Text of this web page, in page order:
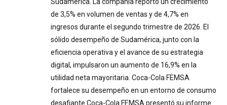
Sudamérica. La compañía reportó un crecimiento
de 3,5% en volumen de ventas y de 4,7% en
ingresos durante el segundo trimestre de 2026. El
sólido desempeño de Sudamérica, junto con la
eficiencia operativa y el avance de su estrategia
digital, impulsaron un aumento de 16,9% en la
utilidad neta mayoritaria. Coca-Cola FEMSA
fortalece su desempeño en un entorno de consumo
desafiante Coca-Cola FEMSA presentó su informe